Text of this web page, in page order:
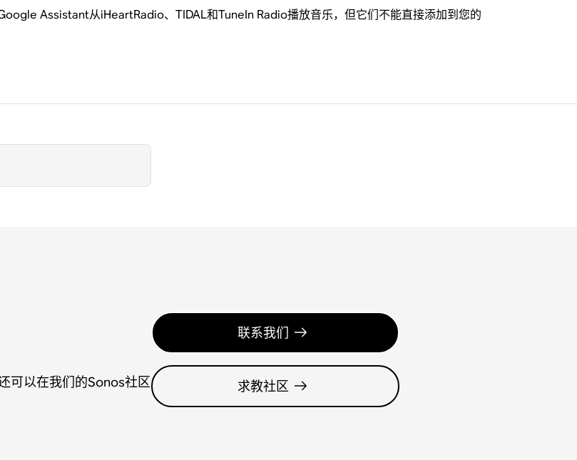
Assistant从iHeartRadio、TIDAL和TuneIn Radio播放音乐，但它们不能直接添加到您的
可以在我们的Sonos社区
联系我们
求教社区